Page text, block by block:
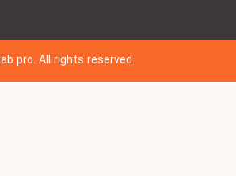
pro. All rights reserved.